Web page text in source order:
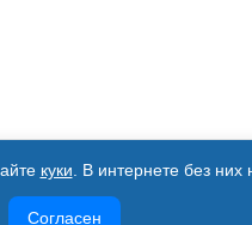
куки . В интернете без них
Согласен